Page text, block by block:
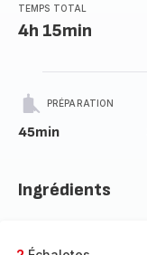
TEMPS TOTAL
4h 15min
PRÉPARATION
45min
Ingrédients